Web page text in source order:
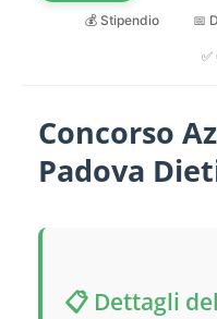
💰 Stipendio 📅
Concorso
Padova
📋 Dettagli